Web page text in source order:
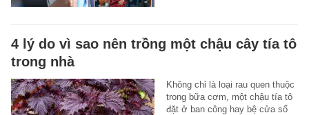
4 lý do vì sao nên trồng một chậu cây tía tô
trong nhà
Không chỉ là loại rau quen thuộc
trong bữa cơm, một chậu tía tô
đặt ở ban công hay bệ cửa sổ